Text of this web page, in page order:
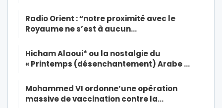
Radio Orient : “notre proximité avec le
Royaume ne s’est à aucun…
Hicham Alaoui* ou la nostalgie du
« Printemps (désenchantement) Arabe …
Mohammed VI ordonne’une opération
massive de vaccination contre la…